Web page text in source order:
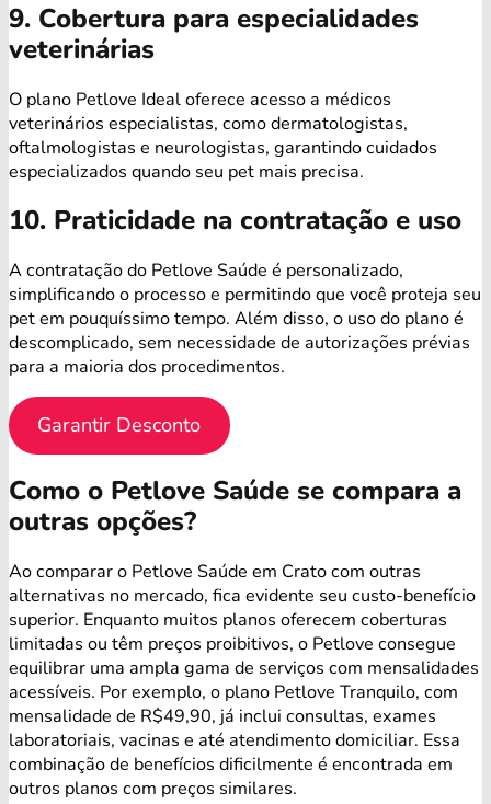
9. Cobertura para especialidades
veterinárias
O plano Petlove Ideal oferece acesso a médicos
veterinários especialistas, como dermatologistas,
oftalmologistas e neurologistas, garantindo cuidados
especializados quando seu pet mais precisa.
10. Praticidade na contratação e uso
A contratação do Petlove Saúde é personalizado,
simplificando o processo e permitindo que você proteja seu
pet em pouquíssimo tempo. Além disso, o uso do plano é
descomplicado, sem necessidade de autorizações prévias
para a maioria dos procedimentos.
Garantir Desconto
Como o Petlove Saúde se compara a
outras opções?
Ao comparar o Petlove Saúde em Crato com outras
alternativas no mercado, fica evidente seu custo-benefício
superior. Enquanto muitos planos oferecem coberturas
limitadas ou têm preços proibitivos, o Petlove consegue
equilibrar uma ampla gama de serviços com mensalidades
acessíveis. Por exemplo, o plano Petlove Tranquilo, com
mensalidade de R$49,90, já inclui consultas, exames
laboratoriais, vacinas e até atendimento domiciliar. Essa
combinação de benefícios dificilmente é encontrada em
outros planos com preços similares.